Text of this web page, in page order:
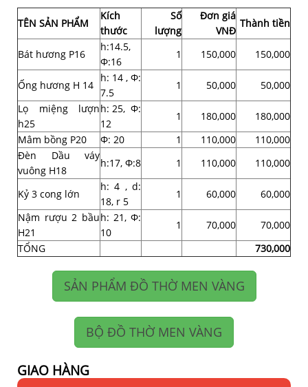
TÊN SẢN PHẨM
Kích
thước
Số
lượng
Đơn giá
VNĐ
Thành tiền
Bát hương P16
h:14.5,
Ф:16
1 150,000 150,000
Ống hương H 14
h: 14 , Ф:
7.5
1 50,000
50,000
Lọ miệng lượn
h25
h: 25, Ф:
12
1 180,000
180,000
Mâm bồng P20
Ф: 20 1 110,000
110,000
Đèn Dầu váy
vuông H18
h:17, Ф:8 1 110,000 110,000
Kỷ 3 cong lớn
h: 4 , d:
18, r 5
1 60,000
60,000
Nậm rượu 2 bầu
H21
h: 21, Ф:
10
1 70,000
70,000
TỔNG
730,000
SẢN PHẨM ĐỒ THỜ MEN VÀNG
BỘ ĐỒ THỜ MEN VÀNG
GIAO HÀNG